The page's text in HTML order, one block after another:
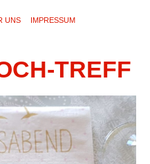
UNS IMPRESSUM
TREFF